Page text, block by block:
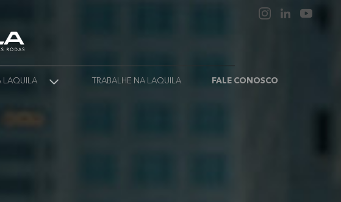
LAQUILA TRABALHE NA LAQUILA FALE CONOSCO